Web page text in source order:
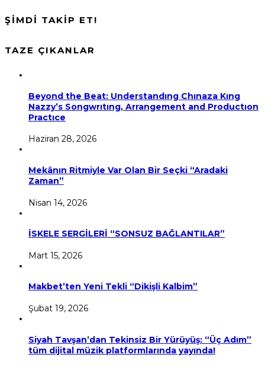
ŞİMDİ TAKİP ET!
TAZE ÇIKANLAR
Beyond the Beat: Understandıng Chınaza Kıng
Nazzy’s Songwrıtıng, Arrangement and Productıon
Practıce
Haziran 28, 2026
Mekânın Ritmiyle Var Olan Bir Seçki “Aradaki
Zaman”
Nisan 14, 2026
İSKELE SERGİLERİ “SONSUZ BAĞLANTILAR”
Mart 15, 2026
Makbet’ten Yeni Tekli “Dikişli Kalbim”
Şubat 19, 2026
Siyah Tavşan’dan Tekinsiz Bir Yürüyüş: “Üç Adım”
tüm dijital müzik platformlarında yayında!